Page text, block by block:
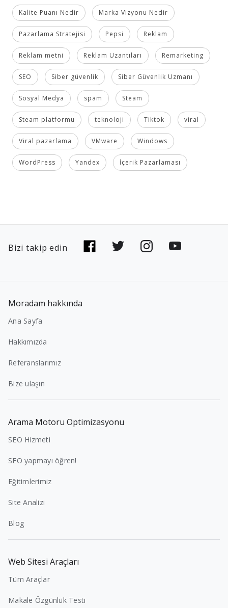
Kalite Puanı Nedir Marka Vizyonu Nedir
Pazarlama Stratejisi Pepsi Reklam
Reklam metni Reklam Uzantıları Remarketing
SEO Siber güvenlik Siber Güvenlik Uzmanı
Sosyal Medya spam Steam
Steam platformu teknoloji Tiktok viral
Viral pazarlama VMware Windows
WordPress Yandex İçerik Pazarlaması
Bizi takip edin
Moradam hakkında
Ana Sayfa
Hakkımızda
Referanslarımız
Bize ulaşın
Arama Motoru Optimizasyonu
SEO Hizmeti
SEO yapmayı öğren!
Eğitimlerimiz
Site Analizi
Blog
Web Sitesi Araçları
Tüm Araçlar
Makale Özgünlük Testi